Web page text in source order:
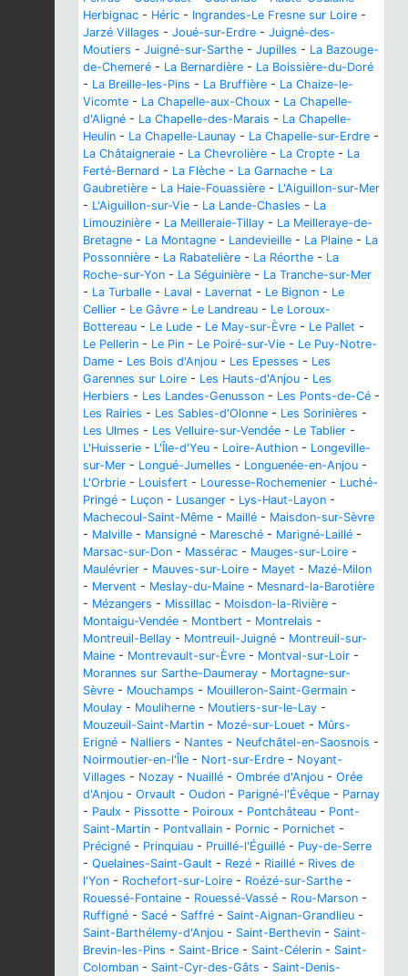
Herbignac - Héric - Ingrandes-Le Fresne sur Loire -
Jarzé Villages - Joué-sur-Erdre - Juigné-des-
Moutiers - Juigné-sur-Sarthe - Jupilles - La Bazouge-
de-Chemeré - La Bernardière - La Boissière-du-Doré
- La Breille-les-Pins - La Bruffière - La Chaize-le-
Vicomte - La Chapelle-aux-Choux - La Chapelle-
d'Aligné - La Chapelle-des-Marais - La Chapelle-
Heulin - La Chapelle-Launay - La Chapelle-sur-Erdre -
La Châtaigneraie - La Chevrolière - La Cropte - La
Ferté-Bernard - La Flèche - La Garnache - La
Gaubretière - La Haie-Fouassière - L'Aiguillon-sur-Mer
- L'Aiguillon-sur-Vie - La Lande-Chasles - La
Limouzinière - La Meilleraie-Tillay - La Meilleraye-de-
Bretagne - La Montagne - Landevieille - La Plaine - La
Possonnière - La Rabatelière - La Réorthe - La
Roche-sur-Yon - La Séguinière - La Tranche-sur-Mer
- La Turballe - Laval - Lavernat - Le Bignon - Le
Cellier - Le Gâvre - Le Landreau - Le Loroux-
Bottereau - Le Lude - Le May-sur-Èvre - Le Pallet -
Le Pellerin - Le Pin - Le Poiré-sur-Vie - Le Puy-Notre-
Dame - Les Bois d'Anjou - Les Epesses - Les
Garennes sur Loire - Les Hauts-d'Anjou - Les
Herbiers - Les Landes-Genusson - Les Ponts-de-Cé -
Les Rairies - Les Sables-d'Olonne - Les Sorinières -
Les Ulmes - Les Velluire-sur-Vendée - Le Tablier -
L'Huisserie - L'Île-d'Yeu - Loire-Authion - Longeville-
sur-Mer - Longué-Jumelles - Longuenée-en-Anjou -
L'Orbrie - Louisfert - Louresse-Rochemenier - Luché-
Pringé - Luçon - Lusanger - Lys-Haut-Layon -
Machecoul-Saint-Même - Maillé - Maisdon-sur-Sèvre
- Malville - Mansigné - Maresché - Marigné-Laillé -
Marsac-sur-Don - Massérac - Mauges-sur-Loire -
Maulévrier - Mauves-sur-Loire - Mayet - Mazé-Milon
- Mervent - Meslay-du-Maine - Mesnard-la-Barotière
- Mézangers - Missillac - Moisdon-la-Rivière -
Montaigu-Vendée - Montbert - Montrelais -
Montreuil-Bellay - Montreuil-Juigné - Montreuil-sur-
Maine - Montrevault-sur-Èvre - Montval-sur-Loir -
Morannes sur Sarthe-Daumeray - Mortagne-sur-
Sèvre - Mouchamps - Mouilleron-Saint-Germain -
Moulay - Mouliherne - Moutiers-sur-le-Lay -
Mouzeuil-Saint-Martin - Mozé-sur-Louet - Mûrs-
Erigné - Nalliers - Nantes - Neufchâtel-en-Saosnois -
Noirmoutier-en-l'Île - Nort-sur-Erdre - Noyant-
Villages - Nozay - Nuaillé - Ombrée d'Anjou - Orée
d'Anjou - Orvault - Oudon - Parigné-l'Évêque - Parnay
- Paulx - Pissotte - Poiroux - Pontchâteau - Pont-
Saint-Martin - Pontvallain - Pornic - Pornichet -
Précigné - Prinquiau - Pruillé-l'Éguillé - Puy-de-Serre
- Quelaines-Saint-Gault - Rezé - Riaillé - Rives de
l'Yon - Rochefort-sur-Loire - Roézé-sur-Sarthe -
Rouessé-Fontaine - Rouessé-Vassé - Rou-Marson -
Ruffigné - Sacé - Saffré - Saint-Aignan-Grandlieu -
Saint-Barthélemy-d'Anjou - Saint-Berthevin - Saint-
Brevin-les-Pins - Saint-Brice - Saint-Célerin - Saint-
Colomban - Saint-Cyr-des-Gâts - Saint-Denis-